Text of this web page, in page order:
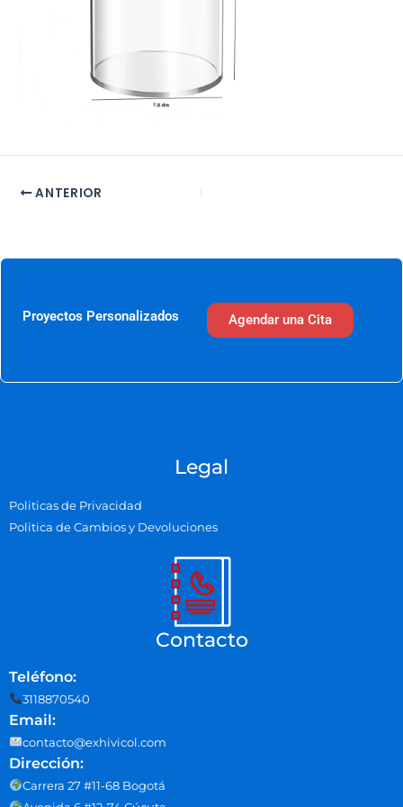
ANTERIOR
Proyectos Personalizados Agendar una Cita
Legal
Politicas de Privacidad
Politica de Cambios y Devoluciones
Contacto
Teléfono:
3118870540
Email:
contacto@exhivicol.com
Dirección:
Carrera 27 #11-68 Bogotá